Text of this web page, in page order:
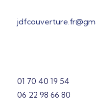
01 70 40 19 54
06 22 98 66 80